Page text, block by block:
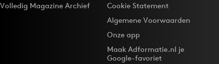
Volledig Magazine Archief
Cookie Statement
Algemene Voorwaarden
Onze app
Maak Adformatie.nl je
Google-favoriet